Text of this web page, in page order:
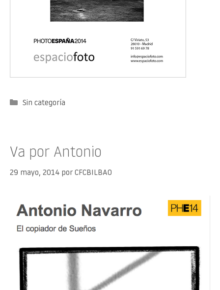
Categorías
Sin categoría
Va por Antonio
29 mayo, 2014 por CFCBILBAO